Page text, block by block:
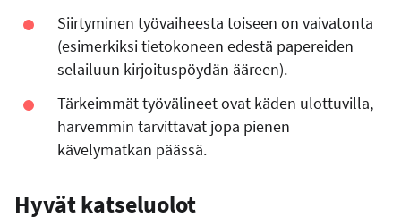
Siirtyminen työvaiheesta toiseen on vaivatonta
(esimerkiksi tietokoneen edestä papereiden
selailuun kirjoituspöydän ääreen).
Tärkeimmät työvälineet ovat käden ulottuvilla,
harvemmin tarvittavat jopa pienen
kävelymatkan päässä.
Hyvät katseluolot